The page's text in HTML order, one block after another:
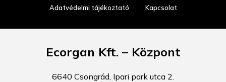
Adatvédelmi tájékoztató Kapcsolat
Ecorgan Kft. – Központ
6640 Csongrád, Ipari park utca 2.